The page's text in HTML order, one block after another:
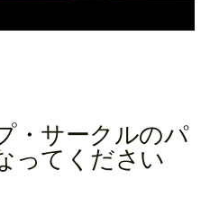
・サークルのパ
ってください